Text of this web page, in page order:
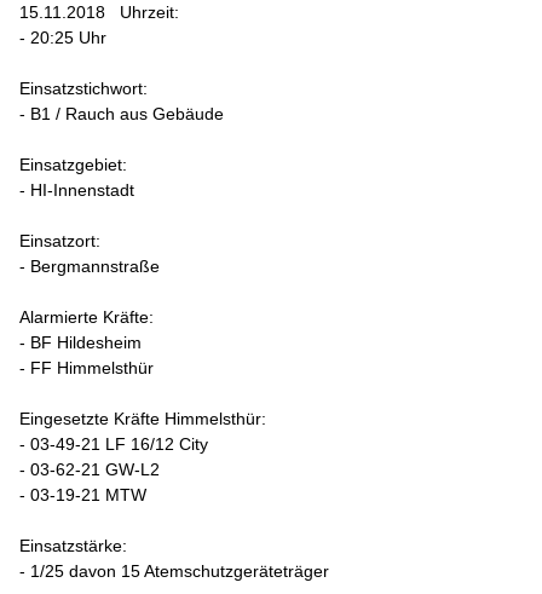
15.11.2018 Uhrzeit:
- 20:25 Uhr
Einsatzstichwort:
- B1 / Rauch aus Gebäude
Einsatzgebiet:
- HI-Innenstadt
Einsatzort:
- Bergmannstraße
Alarmierte Kräfte:
- BF Hildesheim
- FF Himmelsthür
Eingesetzte Kräfte Himmelsthür:
- 03-49-21 LF 16/12 City
- 03-62-21 GW-L2
- 03-19-21 MTW
Einsatzstärke:
- 1/25 davon 15 Atemschutzgeräteträger